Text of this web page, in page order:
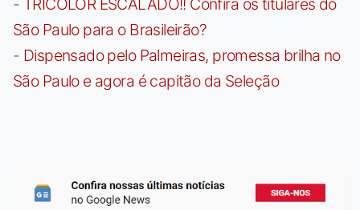
São Paulo para o Brasileirão?
- Dispensado pelo Palmeiras, promessa brilha no
São Paulo e agora é capitão da Seleção